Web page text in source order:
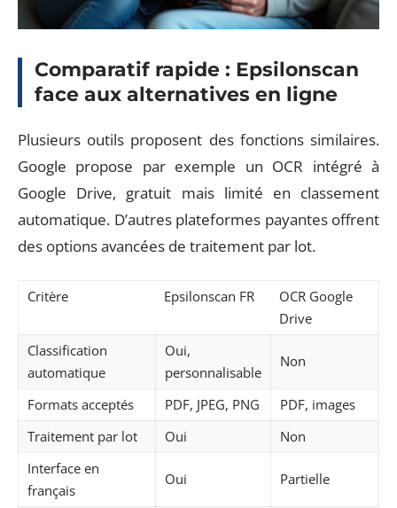
Comparatif rapide : Epsilonscan
face aux alternatives en ligne
Plusieurs outils proposent des fonctions similaires.
Google propose par exemple un OCR intégré à
Google Drive, gratuit mais limité en classement
automatique. D’autres plateformes payantes offrent
des options avancées de traitement par lot.
Critère Epsilonscan FR
OCR Google
Drive
Classification
automatique
Oui,
personnalisable
Non
Formats acceptés PDF, JPEG, PNG
PDF, images
Traitement par lot
Oui
Non
Interface en
français
Oui Partielle